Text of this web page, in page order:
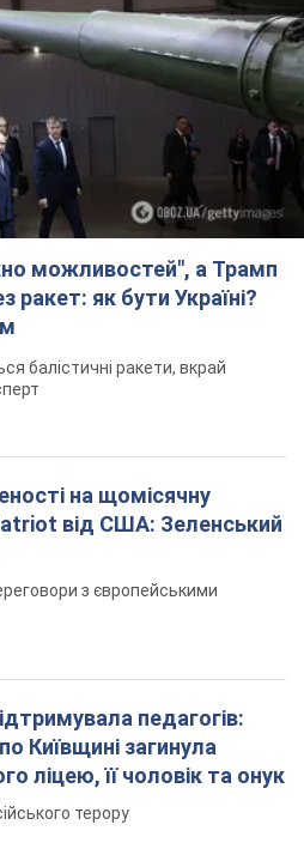
балістичні ракети, вкрай
на щомісячну
від США: Зеленський
з європейськими
педагогів:
Київщині загинула
ліцею, її чоловік та онук
терору